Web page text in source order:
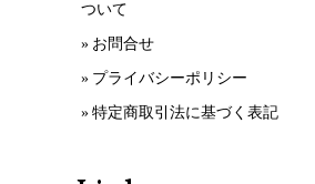
ついて
お問合せ
プライバシーポリシー
特定商取引法に基づく表記